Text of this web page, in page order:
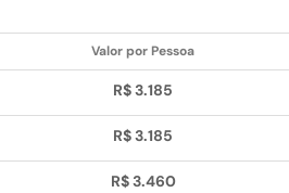
Valor por Pessoa
R$ 3.185
R$ 3.185
R$ 3.460